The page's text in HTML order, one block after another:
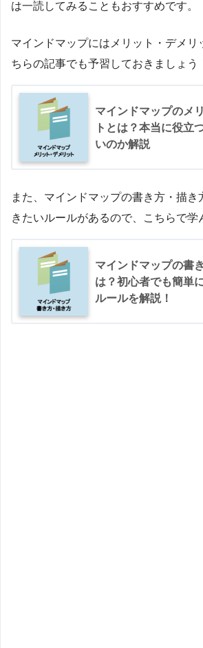
は一読してみることもおすすめです。
マインドマップにはメリット・デメリ
ちらの記事でも予習しておきましょう
マインドマップのメ
トとは？本当に役立
いのか解説
また、マインドマップの書き方・描き
きたいルールがあるので、こちらで学
マインドマップの書
は？初心者でも簡単
ルールを解説！